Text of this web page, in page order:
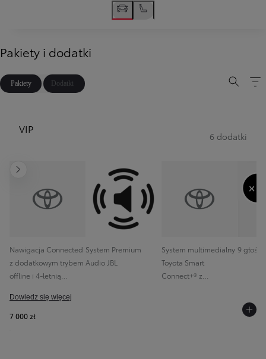
Pakiety i dodatki
Pakiety Dodatki
VIP
6 dodatki
Następny
Nawigacja Connected
z dodatkowym trybem
offline i 4-letnią
danych
System Premium
Audio JBL
System multimedialny
Toyota Smart
Connect+® z
9
Dowiedz się więcej
7 000 zł